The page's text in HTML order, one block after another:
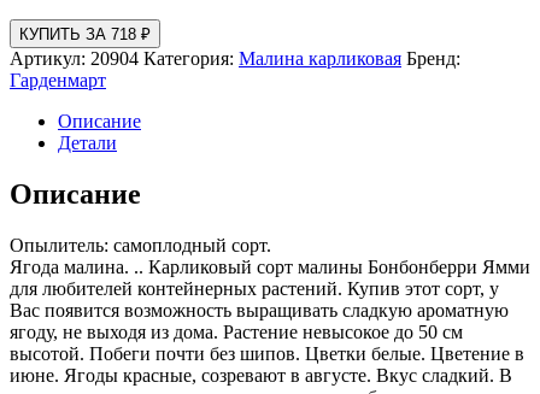
КУПИТЬ ЗА 718 ₽
Артикул: 20904 Категория: Малина карликовая Бренд:
Гарденмарт
Описание
Детали
Описание
Опылитель: самоплодный сорт.
Ягода малина. .. Карликовый сорт малины Бонбонберри Ямми
для любителей контейнерных растений. Купив этот сорт, у
Вас появится возможность выращивать сладкую ароматную
ягоду, не выходя из дома. Растение невысокое до 50 см
высотой. Побеги почти без шипов. Цветки белые. Цветение в
июне. Ягоды красные, созревают в августе. Вкус сладкий. В